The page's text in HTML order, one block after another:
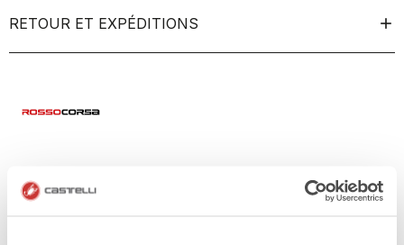
RETOUR ET EXPÉDITIONS